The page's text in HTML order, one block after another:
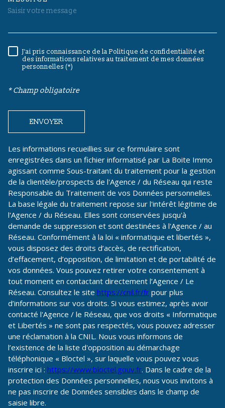
RÈGLEMENTATION
J'ai pris connaissance de la Politique de confidentialité et
des informations relatives au traitement de mes données
personnelles (*)
* Champ obligatoire
ENVOYER
Les informations recueillies sur ce formulaire sont
enregistrées dans un fichier informatisé par La Boite Immo
agissant comme Sous-traitant du traitement pour la gestion
de la clientèle/prospects de l'Agence / du Réseau qui reste
Responsable du Traitement de vos Données personnelles.
La base légale du traitement repose sur l'intérêt légitime de
l'Agence / du Réseau. Elles sont conservées jusqu'à
demande de suppression et sont destinées à l'Agence / au
Réseau. Conformément à la loi « informatique et libertés »,
vous disposez des droits d’accès, de rectification,
d’effacement, d’opposition, de limitation et de portabilité de
vos données. Vous pouvez retirer votre consentement à
tout moment en contactant directement l’Agence / Le
Réseau. Consultez le site https://cnil.fr/fr pour plus
d’informations sur vos droits. Si vous estimez, après avoir
contacté l'Agence / le Réseau, que vos droits « Informatique
et Libertés » ne sont pas respectés, vous pouvez adresser
une réclamation à la CNIL. Nous vous informons de
l’existence de la liste d'opposition au démarchage
téléphonique « Bloctel », sur laquelle vous pouvez vous
inscrire ici : https://www.bloctel.gouv.fr. Dans le cadre de la
protection des Données personnelles, nous vous invitons à
ne pas inscrire de Données sensibles dans le champ de
saisie libre.